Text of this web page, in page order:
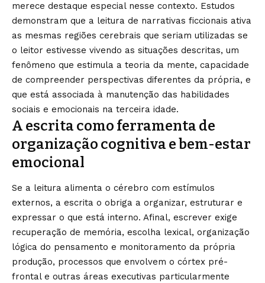
merece destaque especial nesse contexto. Estudos
demonstram que a leitura de narrativas ficcionais ativa
as mesmas regiões cerebrais que seriam utilizadas se
o leitor estivesse vivendo as situações descritas, um
fenômeno que estimula a teoria da mente, capacidade
de compreender perspectivas diferentes da própria, e
que está associada à manutenção das habilidades
sociais e emocionais na terceira idade.
A escrita como ferramenta de
organização cognitiva e bem-estar
emocional
Se a leitura alimenta o cérebro com estímulos
externos, a escrita o obriga a organizar, estruturar e
expressar o que está interno. Afinal, escrever exige
recuperação de memória, escolha lexical, organização
lógica do pensamento e monitoramento da própria
produção, processos que envolvem o córtex pré-
frontal e outras áreas executivas particularmente